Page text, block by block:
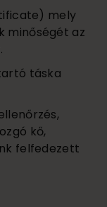
mely
minőségét az
táska
kő,
felfedezett